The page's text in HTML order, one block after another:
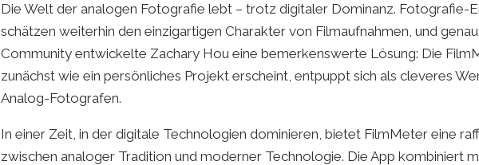
Die Welt der analogen Fotografie lebt – trotz digitaler Dominanz. Fotografie-
schätzen weiterhin den einzigartigen Charakter von Filmaufnahmen, und
Community entwickelte Zachary Hou eine bemerkenswerte Lösung: Die
zunächst wie ein persönliches Projekt erscheint, entpuppt sich als cleveres
Analog-Fotografen.
In einer Zeit, in der digitale Technologien dominieren, bietet FilmMeter eine
zwischen analoger Tradition und moderner Technologie. Die App kombiniert